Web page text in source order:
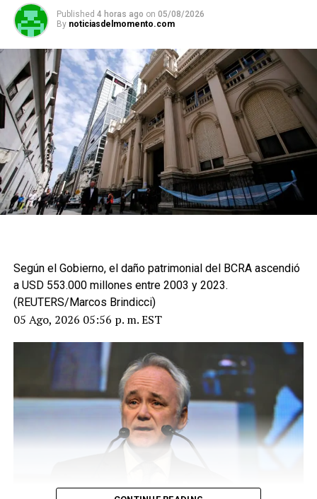
Published 4 horas ago on 05/08/2026
By noticiasdelmomento.com
Según el Gobierno, el daño patrimonial del BCRA ascendió
a USD 553.000 millones entre 2003 y 2023.
(REUTERS/Marcos Brindicci)
05 Ago, 2026 05:56 p. m. EST